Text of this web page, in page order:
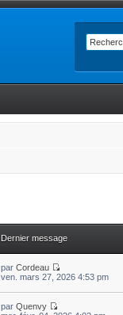
Dernier message
parCordeau
ven. mars 27, 2026 4:53 pm
parQuenvy